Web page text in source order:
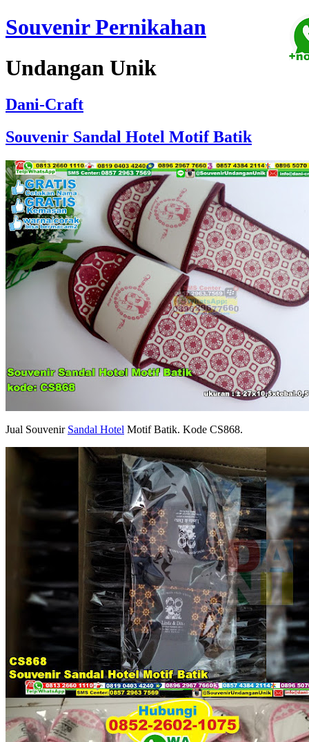
Souvenir Pernikahan
Undangan Unik
Dani-Craft
Souvenir Sandal Hotel Motif Batik
Jual Souvenir Sandal Hotel Motif Batik. Kode CS868.